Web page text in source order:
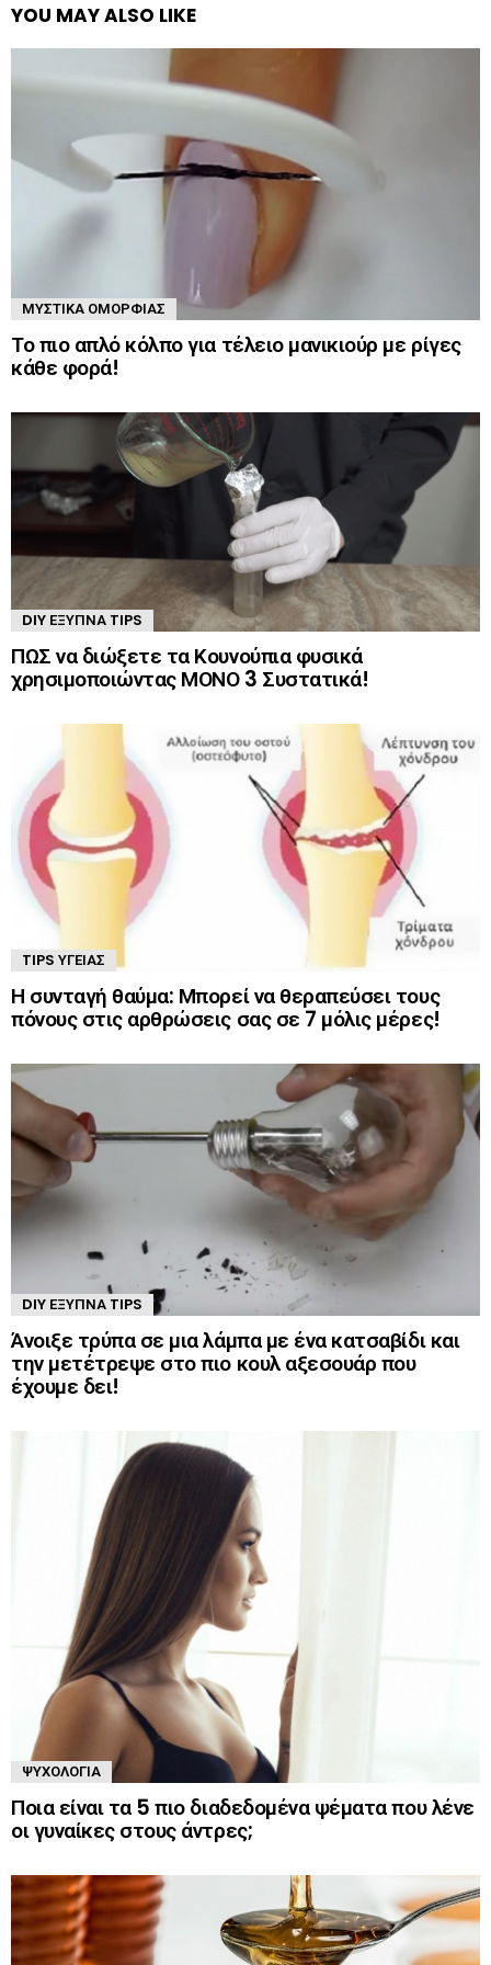
YOU MAY ALSO LIKE
ΜΥΣΤΙΚΆ ΟΜΟΡΦΙΆΣ
Το πιο απλό κόλπο για τέλειο μανικιούρ με ρίγες
κάθε φορά!
DIY ΈΞΥΠΝΑ TIPS
ΠΩΣ να διώξετε τα Κουνούπια φυσικά
χρησιμοποιώντας ΜΟΝΟ 3 Συστατικά!
TIPS ΥΓΕΊΑΣ
Η συνταγή θαύμα: Μπορεί να θεραπεύσει τους
πόνους στις αρθρώσεις σας σε 7 μόλις μέρες!
DIY ΈΞΥΠΝΑ TIPS
Άνοιξε τρύπα σε μια λάμπα με ένα κατσαβίδι και
την μετέτρεψε στο πιο κουλ αξεσουάρ που
έχουμε δει!
ΨΥΧΟΛΟΓΊΑ
Ποια είναι τα 5 πιο διαδεδομένα ψέματα που λένε
οι γυναίκες στους άντρες;